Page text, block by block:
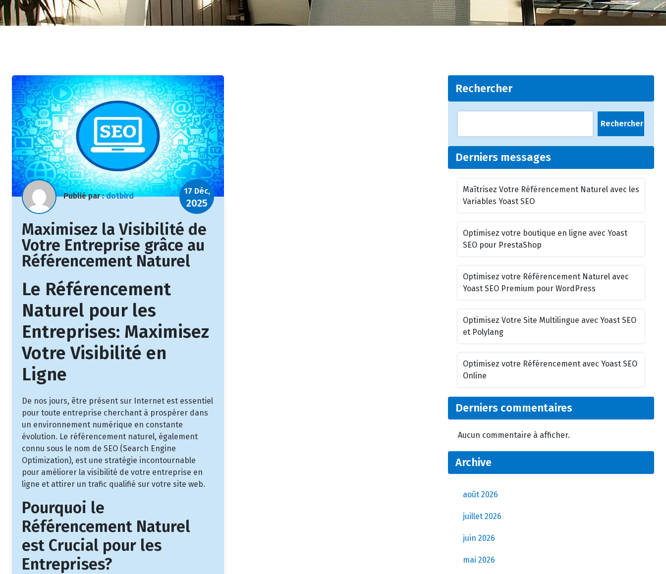
Publié par :dotbird
17 Déc,
2025
Maximisez la Visibilité de
Votre Entreprise grâce au
Référencement Naturel
Le Référencement
Naturel pour les
Entreprises: Maximisez
Votre Visibilité en
Ligne
De nos jours, être présent sur Internet est essentiel
pour toute entreprise cherchant à prospérer dans
un environnement numérique en constante
évolution. Le référencement naturel, également
connu sous le nom de SEO (Search Engine
Optimization), est une stratégie incontournable
pour améliorer la visibilité de votre entreprise en
ligne et attirer un trafic qualifié sur votre site web.
Pourquoi le
Référencement Naturel
est Crucial pour les
Entreprises?
Rechercher
Rechercher
Derniers messages
Maîtrisez Votre Référencement Naturel avec les
Variables Yoast SEO
Optimisez votre boutique en ligne avec Yoast
SEO pour PrestaShop
Optimisez votre Référencement Naturel avec
Yoast SEO Premium pour WordPress
Optimisez Votre Site Multilingue avec Yoast SEO
et Polylang
Optimisez votre Référencement avec Yoast SEO
Online
Derniers commentaires
Aucun commentaire à afficher.
Archive
août 2026
juillet 2026
juin 2026
mai 2026